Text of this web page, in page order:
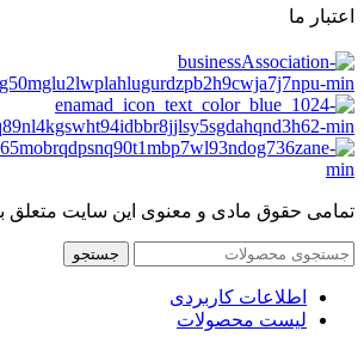
اعتبار ما
تمامی حقوق مادی و معنوی این سایت متعلق
جستجو
اطلاعات کاربردی
لیست محصولات